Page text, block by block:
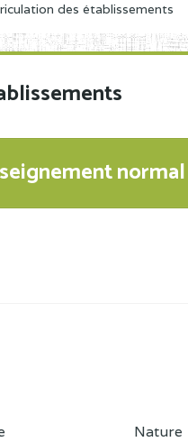
des établissements
normal
Nature